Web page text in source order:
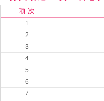
项 次
1
2
3
4
5
6
7